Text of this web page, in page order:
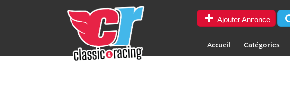
Ajouter Annonce
Accueil Catégories